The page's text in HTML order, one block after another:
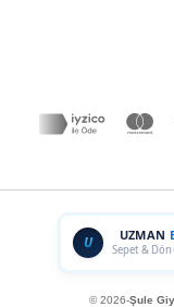
U UZMAN
Sepet &
© 2026-Şule